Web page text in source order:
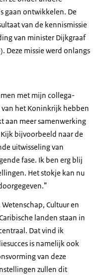
gaan ontwikkelen. De
van de kennismissie
van minister Dijkgraaf
Deze missie werd onlangs
met mijn collega-
het Koninkrijk hebben
aan meer samenwerking
bijvoorbeeld naar de
uitwisseling van
fase. Ik ben erg blij
Het stokje kan nu
Cultuur en
landen staan in
Dat vind ik
is namelijk ook
van deze
zullen dit